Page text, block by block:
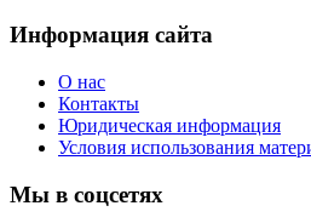
Информация сайта
О нас
Контакты
Юридическая информация
Условия использования
Мы в соцсетях